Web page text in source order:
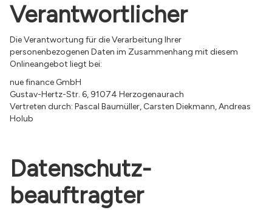
Verantwortlicher
Die Verantwortung für die Verarbeitung Ihrer
personenbezogenen Daten im Zusammenhang mit diesem
Onlineangebot liegt bei:
nue finance GmbH
Gustav-Hertz-Str. 6, 91074 Herzogenaurach
Vertreten durch: Pascal Baumüller, Carsten Diekmann, Andreas
Holub
Datenschutz­
beauftragter